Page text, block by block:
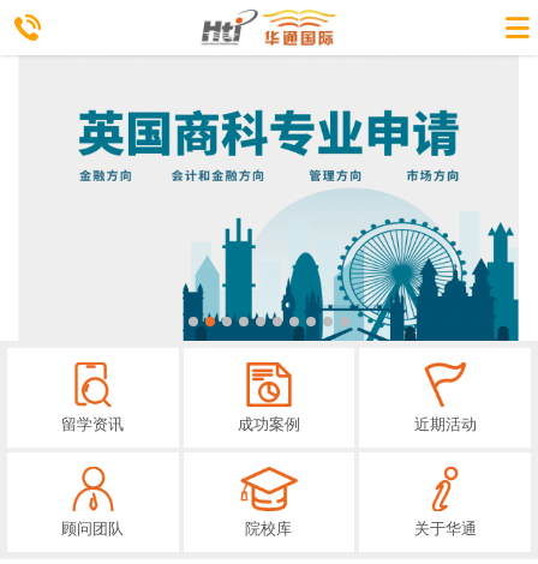
留学资讯 成功案例 近期活动
顾问团队 院校库 关于华通